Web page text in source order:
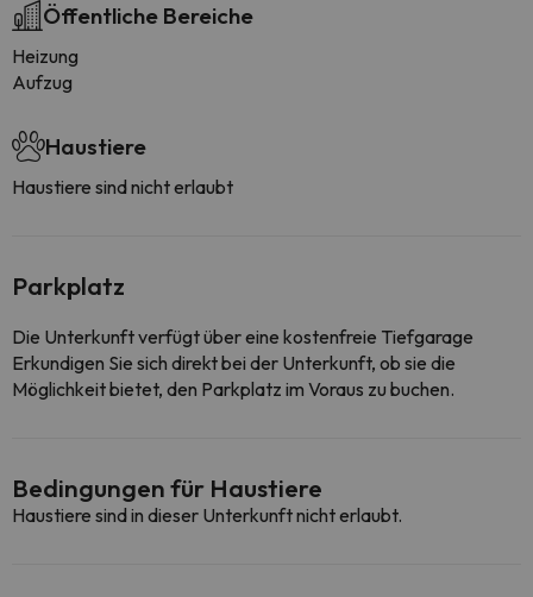
Öffentliche Bereiche
Heizung
Aufzug
Haustiere
Haustiere sind nicht erlaubt
Parkplatz
Die Unterkunft verfügt über eine kostenfreie Tiefgarage
Erkundigen Sie sich direkt bei der Unterkunft, ob sie die
Möglichkeit bietet, den Parkplatz im Voraus zu buchen.
Bedingungen für Haustiere
Haustiere sind in dieser Unterkunft nicht erlaubt.